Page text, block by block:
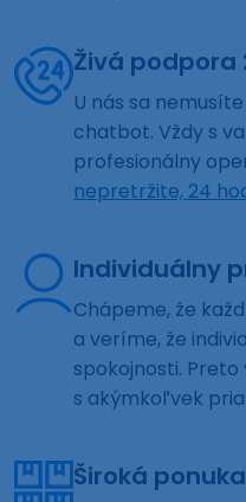
Živá podpora
U nás sa
chatbot. Vždy s
profesionálny
nepretržite, 24
Individuálny
Chápeme, že
a veríme, že
spokojnosti.
s akýmkoľvek
Široká